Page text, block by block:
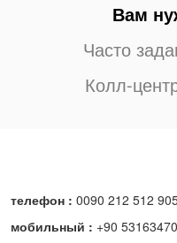
Вам
Часто
Колл-
телефон : 0090 212 512
мобильный : +90